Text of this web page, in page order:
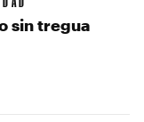
sin tregua